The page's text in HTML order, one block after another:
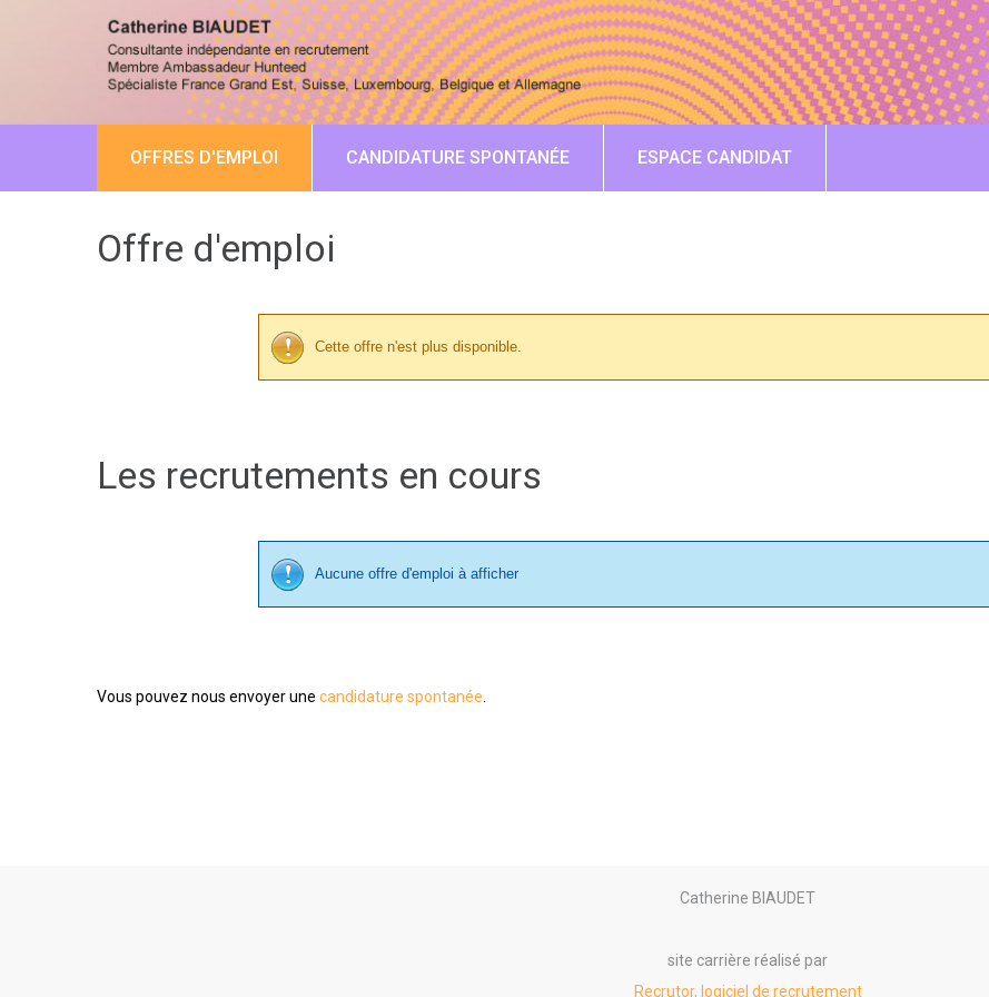
OFFRES D'EMPLOI CANDIDATURE SPONTANÉE ESPACE CANDIDAT
Offre d'emploi
Cette offre n'est plus disponible.
Les recrutements en cours
Aucune offre d'emploi à afficher
Vous pouvez nous envoyer une candidature spontanée
Catherine BIAUDET
site carrière réalisé par
Recrutor, logiciel de recrutement